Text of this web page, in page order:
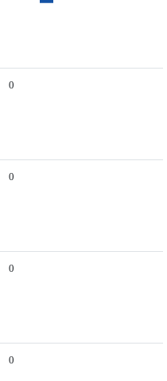
0
0
0
0